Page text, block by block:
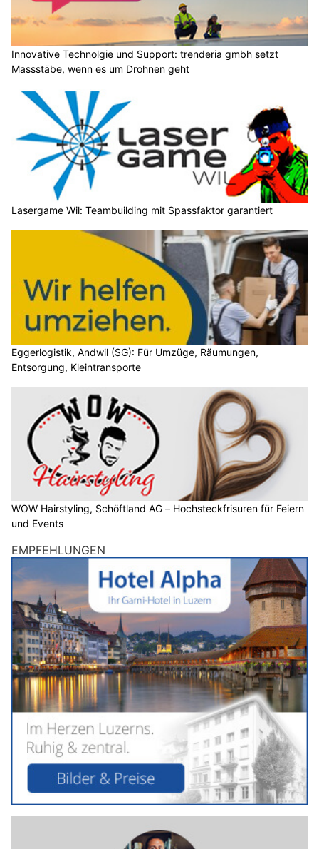
Innovative Technolgie und Support: trenderia gmbh setzt
Massstäbe, wenn es um Drohnen geht
Lasergame Wil: Teambuilding mit Spassfaktor garantiert
Eggerlogistik, Andwil (SG): Für Umzüge, Räumungen,
Entsorgung, Kleintransporte
WOW Hairstyling, Schöftland AG – Hochsteckfrisuren für Feiern
und Events
EMPFEHLUNGEN